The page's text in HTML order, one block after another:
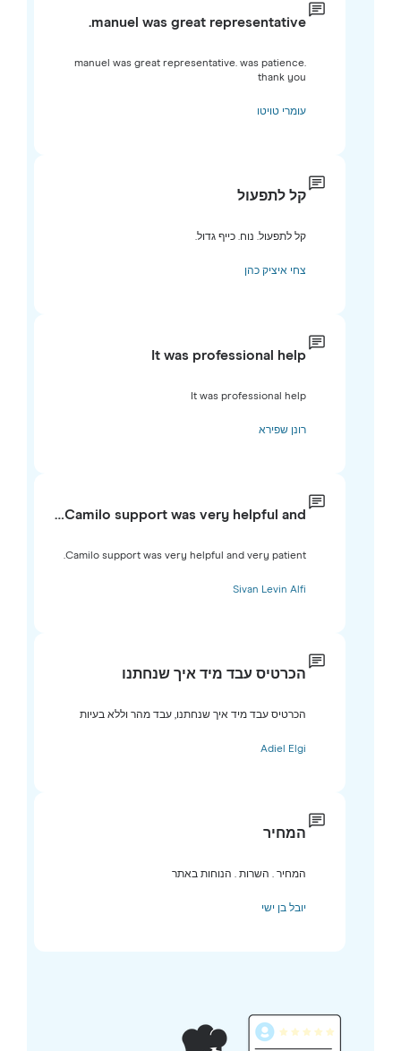
manuel was great representative.
manuel was great representative. was patience.
thank you
עומרי טויטו
קל לתפעול
קל לתפעול. נוח. כייף גדול.
צחי איציק כהן
It was professional help
It was professional help
רונן שפירא
Camilo support was very helpful and…
Camilo support was very helpful and very patient.
Sivan Levin Alfi
הכרטיס עבד מיד איך שנחתנו
הכרטיס עבד מיד איך שנחתנו, עבד מהר וללא בעיות
Adiel Elgi
המחיר
המחיר . השרות . הנוחות באתר
יובל בן ישי